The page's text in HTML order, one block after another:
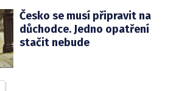
Česko se musí připravit na
důchodce. Jedno opatření
stačit nebude